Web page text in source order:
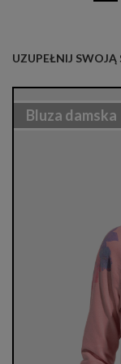
UZUPEŁNIJ SWOJĄ
Bluza damska